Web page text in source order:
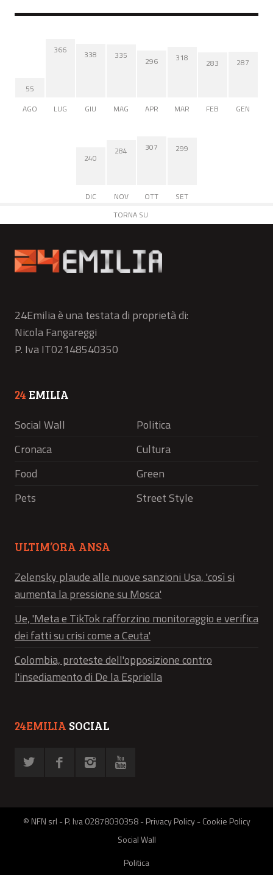
55
AGO
366
LUG
338
GIU
335
MAG
296
APR
318
MAR
283
FEB
287
GEN
240
DIC
284
NOV
307
OTT
299
SET
TORNA SU
24Emilia è una testata di proprietà di:
Nicola Fangareggi
P. Iva IT02148540350
24 EMILIA
Social Wall
Politica
Cronaca
Cultura
Food
Green
Pets
Street Style
ULTIM’ORA ANSA
Zelensky plaude alle nuove sanzioni Usa, 'così si
aumenta la pressione su Mosca'
Ue, 'Meta e TikTok rafforzino monitoraggio e verifica
dei fatti su crisi come a Ceuta'
Colombia, proteste dell'opposizione contro
l'insediamento di De la Espriella
24EMILIA SOCIAL
© NFN srl - P. Iva 02878030358 -Privacy Policy-Cookie Policy
Social Wall
Politica